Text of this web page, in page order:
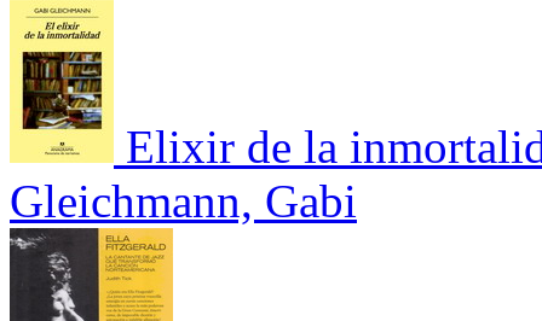
Elixir de la
Gleichmann, Gabi